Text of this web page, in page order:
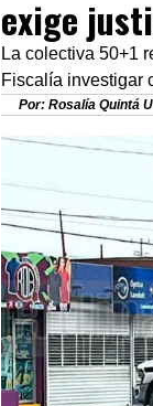
exige
La colectiva 50+1
Fiscalía investigar
Por: Rosalía Quintá